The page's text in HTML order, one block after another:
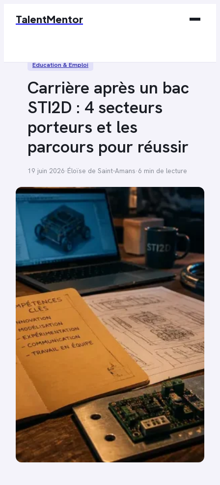
TalentMentor
Tech
Éducation & Emploi
Carrière après un bac
STI2D : 4 secteurs
porteurs et les
parcours pour réussir
19 juin 2026·Éloïse de Saint-Amans·6 min de lecture